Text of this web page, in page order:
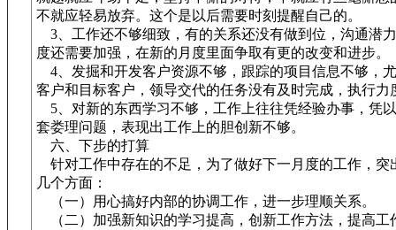
不就应轻易放弃。这个是以后需要时刻提醒自己的。
3、工作还不够细致，有的关系还没有做到位，沟通潜
度还需要加强，在新的月度里面争取有更的改变和进步。
4、发掘和开发客户资源不够，跟踪的项目信息不够，
客户和目标客户，领导交代的任务没有及时完成，执行力
5、对新的东西学习不够，工作上往往凭经验办事，凭
套娄理问题，表现出工作上的胆创新不够。
六、下步的打算
针对工作中存在的不足，为了做好下一月度的工作，突
几个方面：
（一）用心搞好内部的协调工作，进一步理顺关系。
（二）加强新知识的学习提高，创新工作方法，提高工